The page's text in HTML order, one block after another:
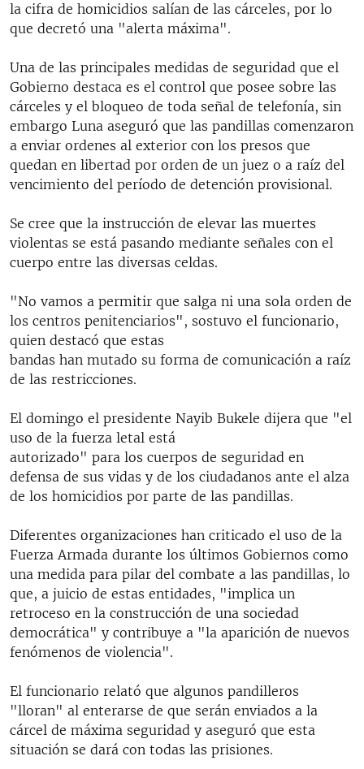
la cifra de homicidios salían de las cárceles, por lo
que decretó una "alerta máxima".
Una de las principales medidas de seguridad que el
Gobierno destaca es el control que posee sobre las
cárceles y el bloqueo de toda señal de telefonía, sin
embargo Luna aseguró que las pandillas comenzaron
a enviar ordenes al exterior con los presos que
quedan en libertad por orden de un juez o a raíz del
vencimiento del período de detención provisional.
Se cree que la instrucción de elevar las muertes
violentas se está pasando mediante señales con el
cuerpo entre las diversas celdas.
"No vamos a permitir que salga ni una sola orden de
los centros penitenciarios", sostuvo el funcionario,
quien destacó que estas
bandas han mutado su forma de comunicación a raíz
de las restricciones.
El domingo el presidente Nayib Bukele dijera que "el
uso de la fuerza letal está
autorizado" para los cuerpos de seguridad en
defensa de sus vidas y de los ciudadanos ante el alza
de los homicidios por parte de las pandillas.
Diferentes organizaciones han criticado el uso de la
Fuerza Armada durante los últimos Gobiernos como
una medida para pilar del combate a las pandillas, lo
que, a juicio de estas entidades, "implica un
retroceso en la construcción de una sociedad
democrática" y contribuye a "la aparición de nuevos
fenómenos de violencia".
El funcionario relató que algunos pandilleros
"lloran" al enterarse de que serán enviados a la
cárcel de máxima seguridad y aseguró que esta
situación se dará con todas las prisiones.